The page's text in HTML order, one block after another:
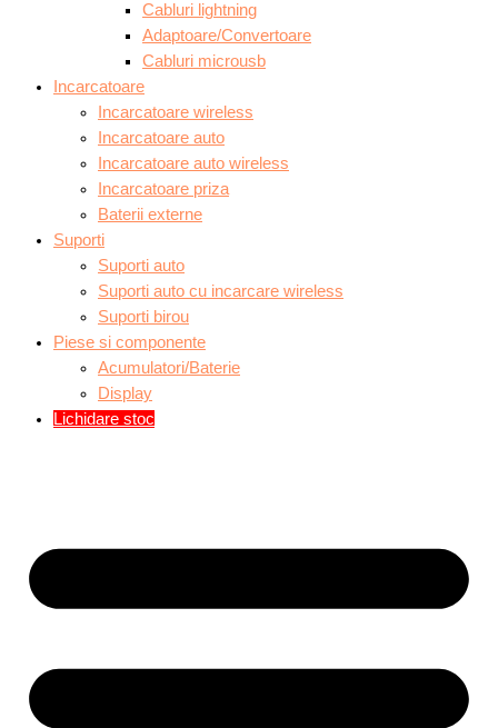
Cabluri lightning
Adaptoare/Convertoare
Cabluri microusb
Incarcatoare
Incarcatoare wireless
Incarcatoare auto
Incarcatoare auto wireless
Incarcatoare priza
Baterii externe
Suporti
Suporti auto
Suporti auto cu incarcare wireless
Suporti birou
Piese si componente
Acumulatori/Baterie
Display
Lichidare stoc